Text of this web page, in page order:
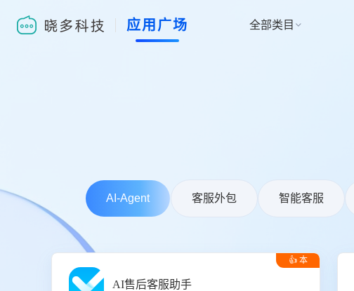
应用广场 全部类目 
AI-Agent 客服外包 智能客服
👍 本
AI售后客服助手